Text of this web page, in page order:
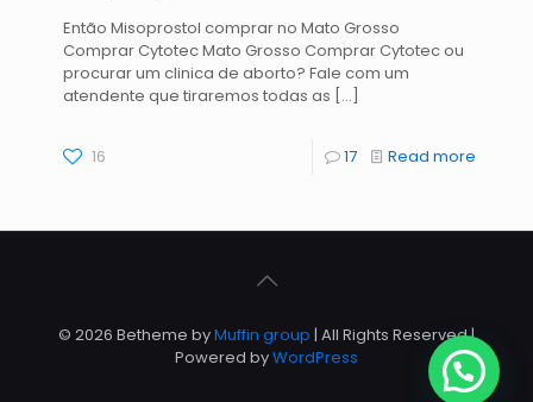
Então Misoprostol comprar no Mato Grosso
Comprar Cytotec Mato Grosso Comprar Cytotec ou
procurar um clinica de aborto? Fale com um
atendente que tiraremos todas as […]
16 17 Read more
© 2026 Betheme byMuffin group | All Rights Reserved |
Powered byWordPress